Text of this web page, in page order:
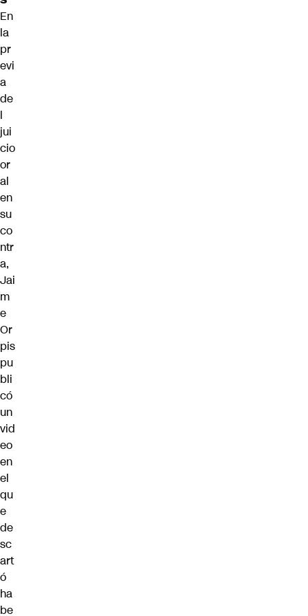
En
la
pr
evi
a
de
l
jui
cio
or
al
en
su
co
ntr
a,
Jai
m
e
Or
pis
pu
bli
có
un
vid
eo
en
el
qu
e
de
sc
art
ó
ha
be